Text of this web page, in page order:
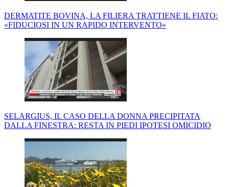
DERMATITE BOVINA, LA FILIERA TRATTIENE IL FIATO:
«FIDUCIOSI IN UN RAPIDO INTERVENTO»
SELARGIUS, IL CASO DELLA DONNA PRECIPITATA
DALLA FINESTRA: RESTA IN PIEDI IPOTESI OMICIDIO